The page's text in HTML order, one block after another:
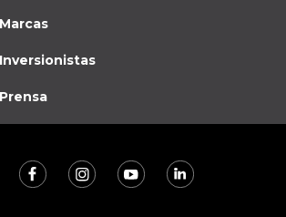
Marcas
Inversionistas
Prensa